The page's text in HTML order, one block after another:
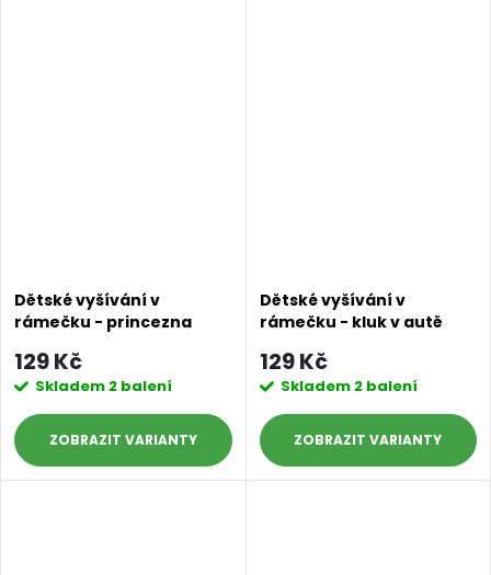
Dětské vyšívání v
rámečku - princezna
129 Kč
Skladem 2 balení
ZOBRAZIT
Dětské vyšívání v
rámečku - kluk v autě
129 Kč
Skladem 2 balení
ZOBRAZIT